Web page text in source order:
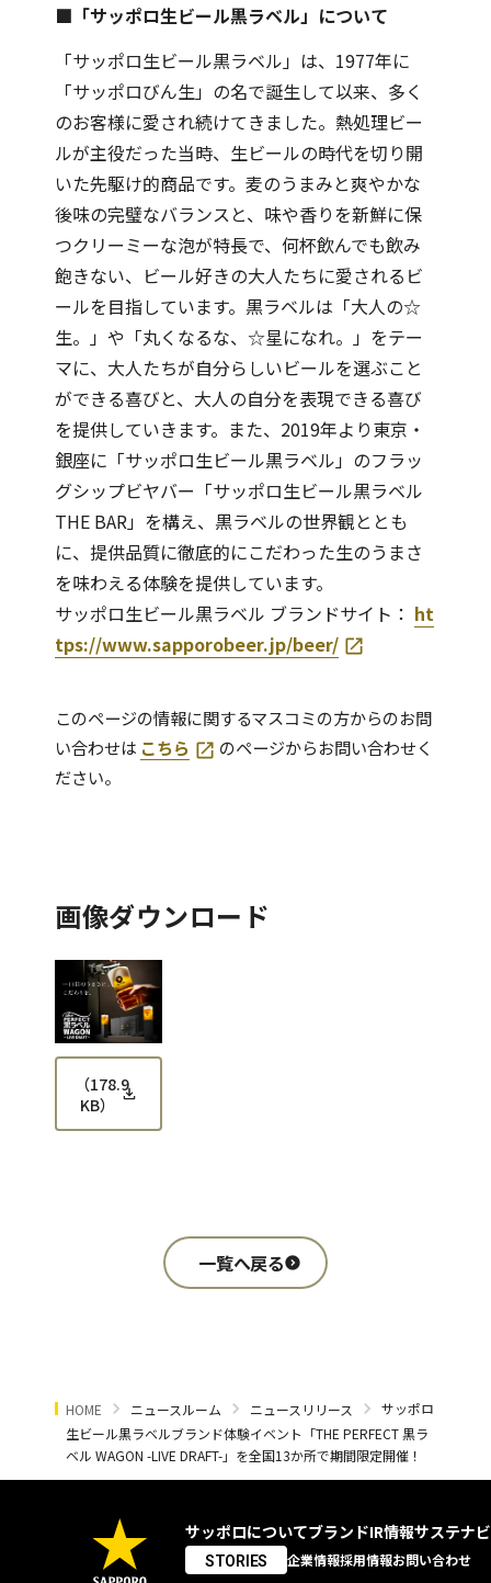
■「サッポロ生ビール黒ラベル」について
「サッポロ生ビール黒ラベル」は、1977年に
「サッポロびん生」の名で誕生して以来、多く
のお客様に愛され続けてきました。熱処理ビー
ルが主役だった当時、生ビールの時代を切り開
いた先駆け的商品です。麦のうまみと爽やかな
後味の完璧なバランスと、味や香りを新鮮に保
つクリーミーな泡が特長で、何杯飲んでも飲み
飽きない、ビール好きの大人たちに愛されるビ
ールを目指しています。黒ラベルは「大人の☆
生。」や「丸くなるな、☆星になれ。」をテー
マに、大人たちが自分らしいビールを選ぶこと
ができる喜びと、大人の自分を表現できる喜び
を提供していきます。また、2019年より東京・
銀座に「サッポロ生ビール黒ラベル」のフラッ
グシップビヤバー「サッポロ生ビール黒ラベル
THE BAR」を構え、黒ラベルの世界観ととも
に、提供品質に徹底的にこだわった生のうまさ
を味わえる体験を提供しています。
サッポロ生ビール黒ラベル ブランドサイト： ht
tps://www.sapporobeer.jp/beer/
このページの情報に関するマスコミの方からのお問
い合わせは こちら
のページからお問い合わせく
ださい。
画像ダウンロード
（178.9
KB）
一覧へ戻る
HOME ニュースルーム ニュースリリース
サッポロ
生ビール黒ラベルブランド体験イベント「THE PERFECT 黒ラ
ベル WAGON -LIVE DRAFT-」を全国13か所で期間限定開催！
サッポロについてブランドIR情報サステナ
STORIES 企業情報採用情報お問い合わせ